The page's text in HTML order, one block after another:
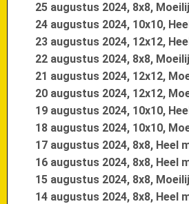
25 augustus 2024, 8x8,
24 augustus 2024, 10x10,
23 augustus 2024, 12x12,
22 augustus 2024, 8x8,
21 augustus 2024, 12x12,
20 augustus 2024, 12x12,
19 augustus 2024, 10x10,
18 augustus 2024, 10x10,
17 augustus 2024, 8x8, Heel
16 augustus 2024, 8x8, Heel
15 augustus 2024, 8x8,
14 augustus 2024, 8x8, Heel